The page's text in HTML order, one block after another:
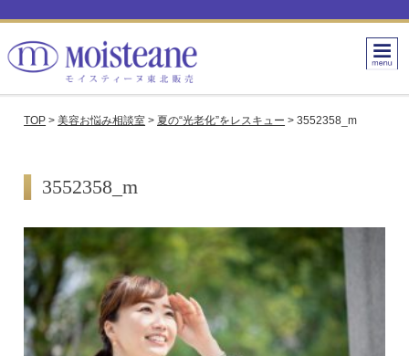
TOP >美容お悩み相談室 >夏の“光老化”をレスキュー >3552358_m
3552358_m